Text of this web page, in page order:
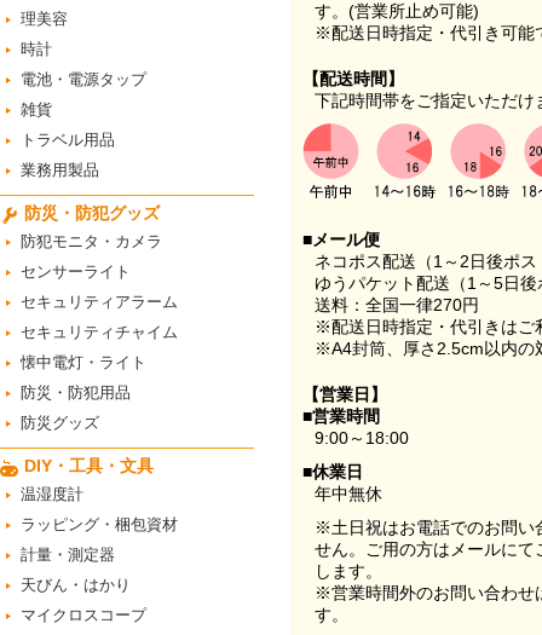
理美容
時計
電池・電源タップ
雑貨
トラベル用品
業務用製品
防災・防犯グッズ
防犯モニタ・カメラ
センサーライト
セキュリティアラーム
セキュリティチャイム
懐中電灯・ライト
防災・防犯用品
防災グッズ
DIY・工具・文具
温湿度計
ラッピング・梱包資材
計量・測定器
天びん・はかり
マイクロスコープ
す。(営業所止め可能)
※配送日時指定・代引き可能
【配送時間】
下記時間帯をご指定いただけ
■メール便
ネコポス配送（1～2日後ポ
ゆうパケット配送（1～5日
送料：全国一律270円
※配送日時指定・代引きはご
※A4封筒、厚さ2.5cm以内の
【営業日】
■営業時間
9:00～18:00
■休業日
年中無休
※土日祝はお電話でのお問い
せん。ご用の方はメールに
します。
※営業時間外のお問い合わせ
す。